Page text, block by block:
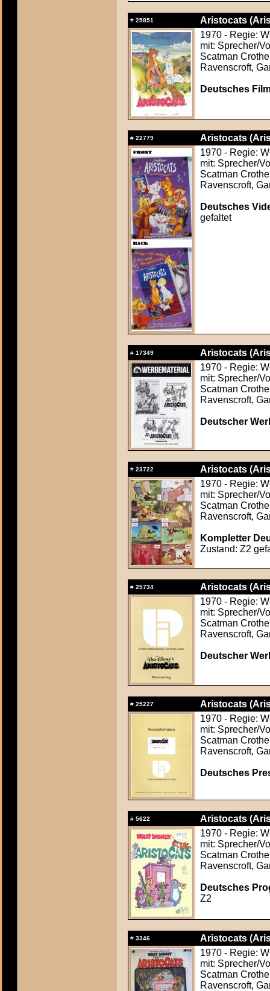
# 25851
Aristocats
1970 - Regie:
mit: Sprecher/
Scatman
Ravenscroft,
Deutsches
# 22779
Aristocats
1970 - Regie:
mit: Sprecher/
Scatman
Ravenscroft,
Deutsches
gefaltet
# 17349
Aristocats
1970 - Regie:
mit: Sprecher/
Scatman
Ravenscroft,
Deutscher
# 23722
Aristocats
1970 - Regie:
mit: Sprecher/
Scatman
Ravenscroft,
Kompletter
Zustand: Z2
# 25734
Aristocats
1970 - Regie:
mit: Sprecher/
Scatman
Ravenscroft,
Deutscher
# 25227
Aristocats
1970 - Regie:
mit: Sprecher/
Scatman
Ravenscroft,
Deutsches
# 5622
Aristocats
1970 - Regie:
mit: Sprecher/
Scatman
Ravenscroft,
Deutsches
Z2
# 3346
Aristocats
1970 - Regie:
mit: Sprecher/
Scatman
Ravenscroft,